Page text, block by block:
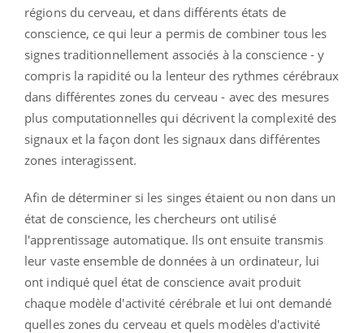
régions du cerveau, et dans différents états de
conscience, ce qui leur a permis de combiner tous les
signes traditionnellement associés à la conscience - y
compris la rapidité ou la lenteur des rythmes cérébraux
dans différentes zones du cerveau - avec des mesures
plus computationnelles qui décrivent la complexité des
signaux et la façon dont les signaux dans différentes
zones interagissent.
Afin de déterminer si les singes étaient ou non dans un
état de conscience, les chercheurs ont utilisé
l'apprentissage automatique. Ils ont ensuite transmis
leur vaste ensemble de données à un ordinateur, lui
ont indiqué quel état de conscience avait produit
chaque modèle d'activité cérébrale et lui ont demandé
quelles zones du cerveau et quels modèles d'activité